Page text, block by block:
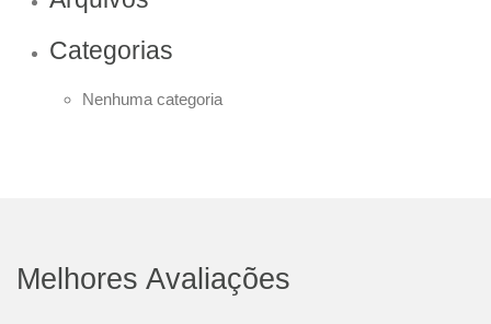
Categorias
Nenhuma categoria
Melhores Avaliações